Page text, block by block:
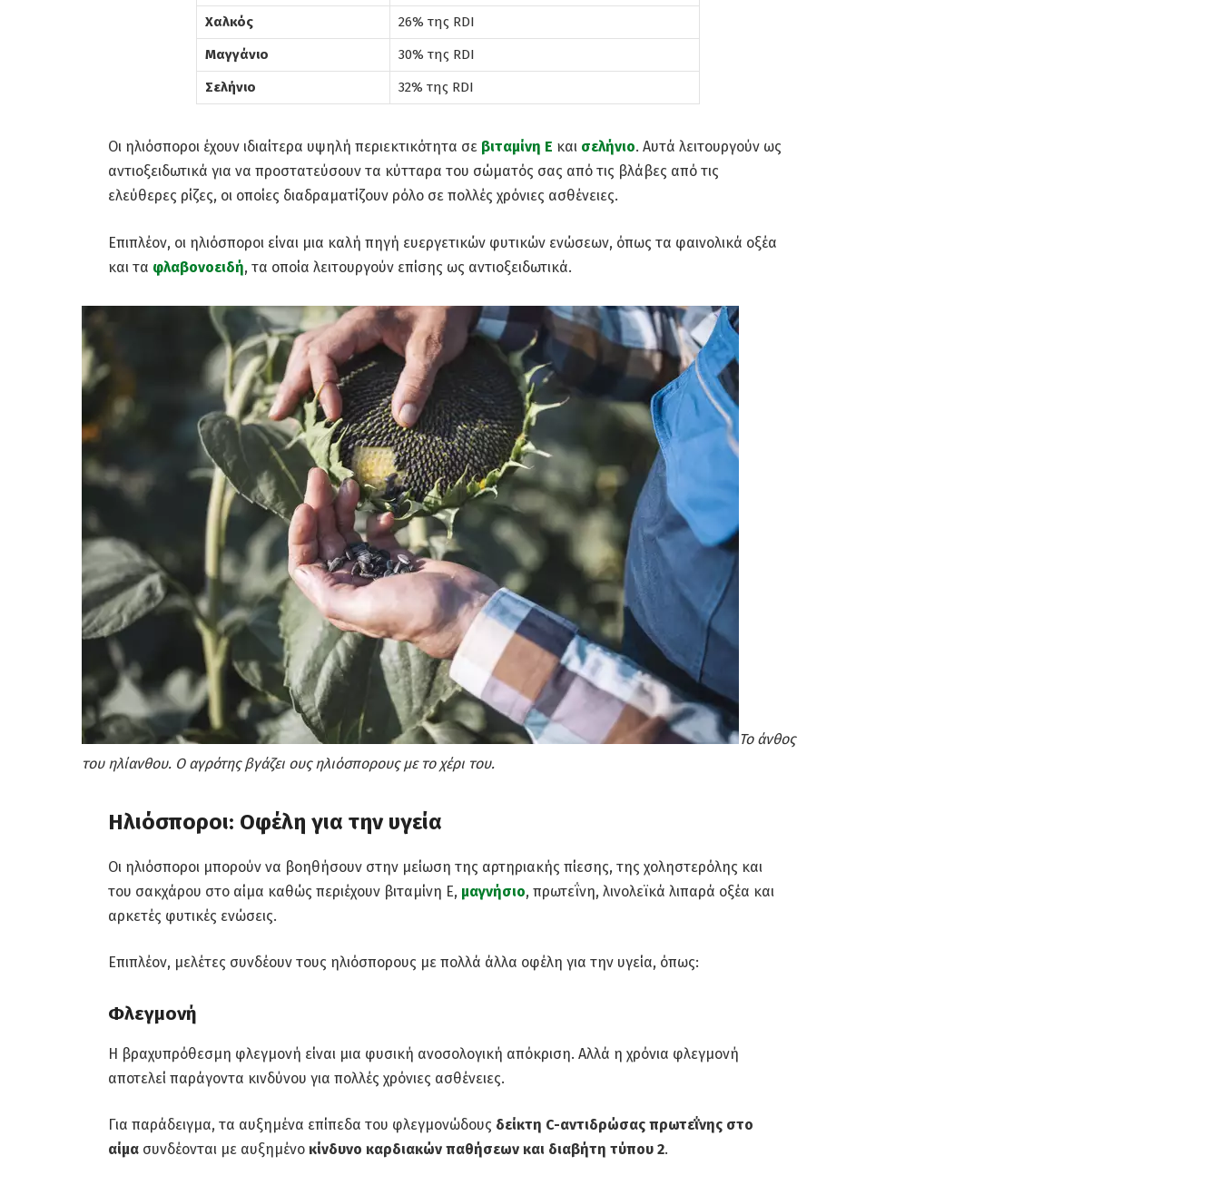
Χαλκός
26% της RDI
Μαγγάνιο
30% της RDI
Σελήνιο
32% της RDI
Οι ηλιόσποροι έχουν ιδιαίτερα υψηλή περιεκτικότητα σε βιταμίνη Ε και σελήνιο. Αυτά λειτουργούν ως
αντιοξειδωτικά για να προστατεύσουν τα κύτταρα του σώματός σας από τις βλάβες από τις
ελεύθερες ρίζες, οι οποίες διαδραματίζουν ρόλο σε πολλές χρόνιες ασθένειες.
Επιπλέον, οι ηλιόσποροι είναι μια καλή πηγή ευεργετικών φυτικών ενώσεων, όπως τα φαινολικά οξέα
και τα φλαβονοειδή, τα οποία λειτουργούν επίσης ως αντιοξειδωτικά.
Το άνθος
του ηλίανθου. Ο αγρότης βγάζει ους ηλιόσπορους με το χέρι του.
Ηλιόσποροι: Οφέλη για την υγεία
Οι ηλιόσποροι μπορούν να βοηθήσουν στην μείωση της αρτηριακής πίεσης, της χοληστερόλης και
του σακχάρου στο αίμα καθώς περιέχουν βιταμίνη Ε, μαγνήσιο, πρωτεΐνη, λινολεϊκά λιπαρά οξέα και
αρκετές φυτικές ενώσεις.
Επιπλέον, μελέτες συνδέουν τους ηλιόσπορους με πολλά άλλα οφέλη για την υγεία, όπως:
Φλεγμονή
Η βραχυπρόθεσμη φλεγμονή είναι μια φυσική ανοσολογική απόκριση. Αλλά η χρόνια φλεγμονή
αποτελεί παράγοντα κινδύνου για πολλές χρόνιες ασθένειες.
Για παράδειγμα, τα αυξημένα επίπεδα του φλεγμονώδους δείκτη C-αντιδρώσας πρωτεΐνης στο
αίμασυνδέονται με αυξημένο κίνδυνο καρδιακών παθήσεων και διαβήτη τύπου 2.